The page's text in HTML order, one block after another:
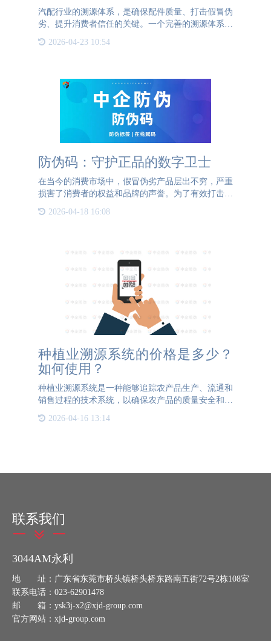
汽配行业的溯源体系，是确保配件质量、打击假冒伪
劣、提升消费者信任的关键。一个完善的溯源体系，
和可追溯性。 首先，在生产环节，企业需建立详尽
2026-04-23 10:54
防伪码：守护正品的数字卫士
在当今的消费市场中，假冒伪劣产品层出不穷，严重
损害了消费者的权益和品牌的声誉。为了有效打击假
货，防伪码应运而生，成为保护正品的重要工具。防
伪码是一种特殊的二维码，与普通二维码不同，它具
2026-04-18 16:08
种植业溯源系统的价格是多少？
如何使用？
种植业溯源系统是一种能够追踪农产品生产、流通和
销售过程的技术系统，以确保农产品的质量安全和可
追溯性。种植业溯源系统的价格会因不同的供应商和
系统规模而有所不同。下面是一般情况下种植业溯源
2026-04-16 13:14
联系我们
3044AM永利
地 址：广东省东莞市桥头镇桥头桥东路南五街72号2栋108室
联系电话：023-62901478
邮 箱：ysk3j-x2@xjd-group.com
官方网站：xjd-group.com